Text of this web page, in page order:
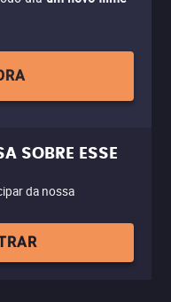
SOBRE ESSE
da nossa